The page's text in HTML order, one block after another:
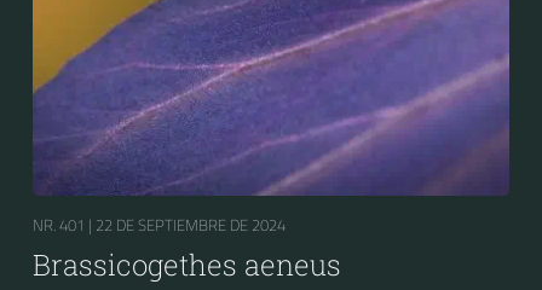
NR. 401 | 22 DE SEPTIEMBRE DE 2024
Brassicogethes aeneus